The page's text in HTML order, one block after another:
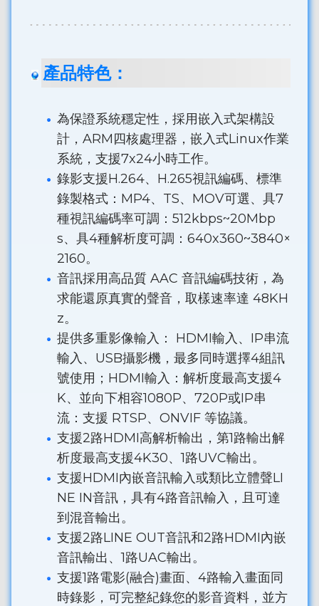
產品特色：
為保證系統穩定性，採用嵌入式架構設
計，ARM四核處理器，嵌入式Linux作業
系統，支援7x24小時工作。
錄影支援H.264、H.265視訊編碼、標準
錄製格式：MP4、TS、MOV可選、具7
種視訊編碼率可調：512kbps~20Mbp
s、具4種解析度可調：640x360~3840×
2160。
音訊採用高品質 AAC 音訊編碼技術，為
求能還原真實的聲音，取樣速率達 48KH
z。
提供多重影像輸入： HDMI輸入、IP串流
輸入、USB攝影機，最多同時選擇4組訊
號使用；HDMI輸入：解析度最高支援4
K、並向下相容1080P、720P或IP串
流：支援 RTSP、ONVIF 等協議。
支援2路HDMI高解析輸出，第1路輸出解
析度最高支援4K30、1路UVC輸出。
支援HDMI內嵌音訊輸入或類比立體聲LI
NE IN音訊，具有4路音訊輸入，且可達
到混音輸出。
支援2路LINE OUT音訊和2路HDMI內嵌
音訊輸出、1路UAC輸出。
支援1路電影(融合)畫面、4路輸入畫面同
時錄影，可完整紀錄您的影音資料，並方